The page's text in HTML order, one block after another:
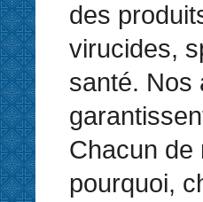
des
virucides,
santé. Nos
Chacun de
pourquoi,